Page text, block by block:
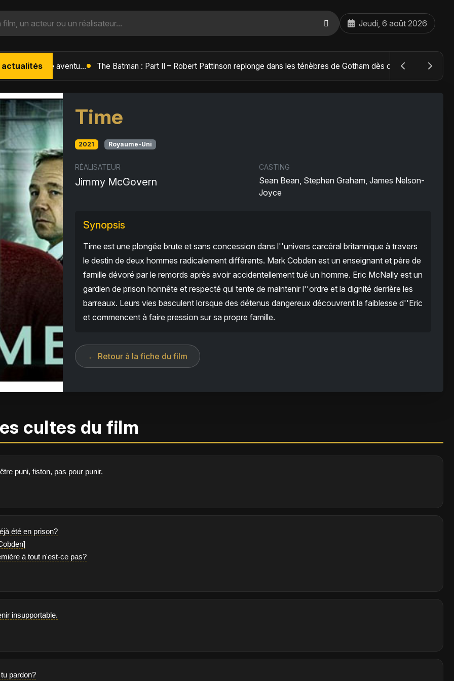
Jeudi, 6 août 2026
actualités L'Âge de Glace : Le Réveil du Volcan – Manny, Sid et Diego de retour pour une aventure explosive The Batman : Part II – Robert Pattinson replonge dans les ténèbres de Gotham dès octobre 2027
Time
2021 Royaume-Uni
RÉALISATEUR
Jimmy McGovern
CASTING
Sean Bean, Stephen Graham, James Nelson-
Joyce
Synopsis
Time est une plongée brute et sans concession dans l''univers carcéral britannique à travers
le destin de deux hommes radicalement différents. Mark Cobden est un enseignant et père de
famille dévoré par le remords après avoir accidentellement tué un homme. Eric McNally est un
gardien de prison honnête et respecté qui tente de maintenir l''ordre et la dignité derrière les
barreaux. Leurs vies basculent lorsque des détenus dangereux découvrent la faiblesse d''Eric
et commencent à faire pression sur sa propre famille.
← Retour à la fiche du film
cultes du film
puni, fiston, pas pour punir.
été en prison?
à tout n'est-ce pas?
insupportable.
pardon?